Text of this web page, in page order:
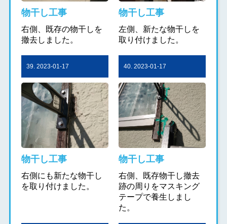
物干し工事
右側、既存の物干しを
撤去しました。
物干し工事
左側、新たな物干しを
取り付けました。
39. 2023-01-17
物干し工事
右側にも新たな物干し
を取り付けました。
40. 2023-01-17
物干し工事
右側、既存物干し撤去
跡の周りをマスキング
テープで養生しまし
た。